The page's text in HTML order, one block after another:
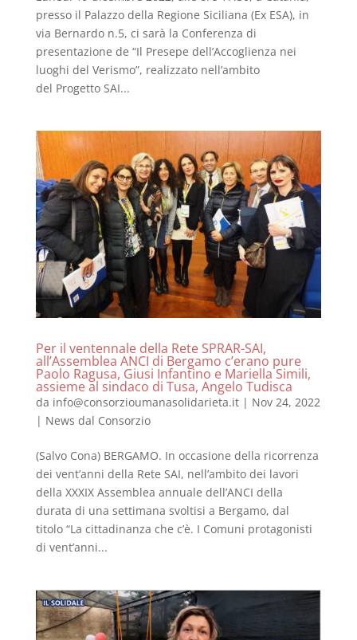
presso il Palazzo della Regione Siciliana (Ex ESA), in
via Bernardo n.5, ci sarà la Conferenza di
presentazione de “Il Presepe dell’Accoglienza nei
luoghi del Verismo”, realizzato nell’ambito
del Progetto SAI...
Per il ventennale della Rete SPRAR-SAI,
all’Assemblea ANCI di Bergamo c’erano pure
Paolo Ragusa, Giusi Infantino e Mariella Simili,
assieme al sindaco di Tusa, Angelo Tudisca
da info@consorzioumanasolidarieta.it| Nov 24, 2022
| News dal Consorzio
(Salvo Cona) BERGAMO. In occasione della ricorrenza
dei vent’anni della Rete SAI, nell’ambito dei lavori
della XXXIX Assemblea annuale dell’ANCI della
durata di una settimana svoltisi a Bergamo, dal
titolo “La cittadinanza che c’è. I Comuni protagonisti
di vent’anni...